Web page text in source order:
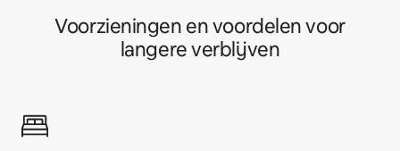
Voorzieningen en voordelen voor
langere verblijven